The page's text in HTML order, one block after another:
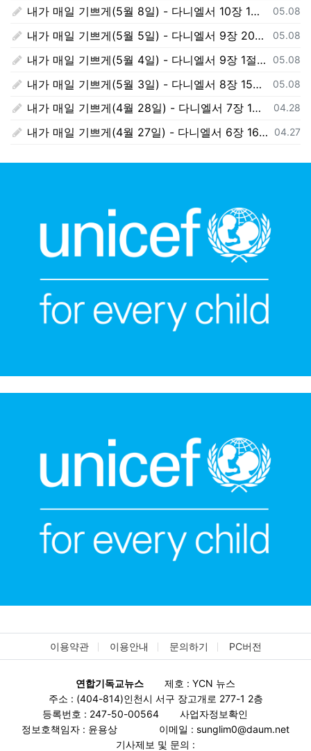
등록일
05.08
내가 매일 기쁘게(5월 8일) - 다니엘서 10장 1절 ~ 9절
등록일
05.08
내가 매일 기쁘게(5월 5일) - 다니엘서 9장 20절 ~ 27절
등록일
05.08
내가 매일 기쁘게(5월 4일) - 다니엘서 9장 1절 ~ 19절
등록일
05.08
내가 매일 기쁘게(5월 3일) - 다니엘서 8장 15절 ~ 27절
등록일
04.28
내가 매일 기쁘게(4월 28일) - 다니엘서 7장 1절 ~ 14절
등록일
04.27
내가 매일 기쁘게(4월 27일) - 다니엘서 6장 16절 ~ 28절
이용약관 이용안내 문의하기 PC버전
연합기독교뉴스
제호 : YCN 뉴스
주소 : (404-814)인천시 서구 장고개로 277-1 2층
등록번호 : 247-50-00564
사업자정보확인
정보호책임자 : 윤용상
이메일 : sunglim0@daum.net
기사제보 및 문의 :